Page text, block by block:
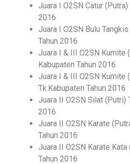
Juara I O2SN Catur
2016
Juara I O2SN Bulu
Tahun 2016
Juara I & III O2SN Kumite
Kabupaten Tahun 2016
Juara I & III O2SN Kumite
Tk.Kabupaten Tahun 2016
Juara II O2SN Silat (Putri)
2016
Juara II O2SN Karate
Tahun 2016
Juara II O2SN Karate Kata
Tahun 2016